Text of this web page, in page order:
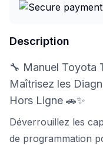
Description
🔧 Manuel Toyota
Maîtrisez les
Hors Ligne 🚗✨
Déverrouillez les
de programmation